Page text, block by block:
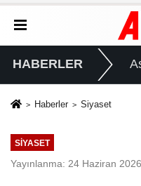
HABERLER
Haberler Siyaset
SIYASET
Yayınlanma: 24 Haziran